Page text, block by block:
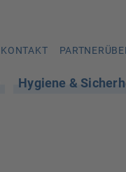
KONTAKT
Hygiene &